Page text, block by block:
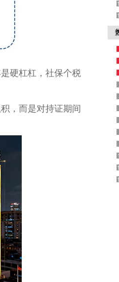
硬杠杠，社保个税
，而是对持证期间